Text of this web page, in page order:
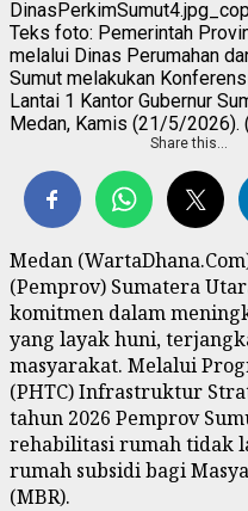
Teks foto: Pemerintah
melalui Dinas Perumahan
Sumut melakukan
Lantai 1 Kantor Gubernur
Medan, Kamis (21/5/2026).
Share this…
Medan
(Pemprov) Sumatera
komitmen dalam
yang layak huni,
masyarakat. Melalui
(PHTC) Infrastruktur
tahun 2026 Pemprov
rehabilitasi rumah tidak
rumah subsidi bagi
(MBR).